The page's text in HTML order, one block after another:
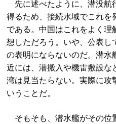
先に述べたように、潜没航
得るため、接続水域でこれを
である。中国はこれをよく
想しただろう。いや、公表し
の表明にならないのだ。潜水
近には、潜搬入や機雷敷設な
湾は見当たらない。実際に攻
いうことだ。
そもそも、潜水艦がその位